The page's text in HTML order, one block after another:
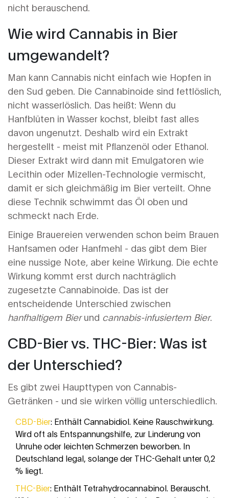
nicht berauschend.
Wie wird Cannabis in Bier
umgewandelt?
Man kann Cannabis nicht einfach wie Hopfen in
den Sud geben. Die Cannabinoide sind fettlöslich,
nicht wasserlöslich. Das heißt: Wenn du
Hanfblüten in Wasser kochst, bleibt fast alles
davon ungenutzt. Deshalb wird ein Extrakt
hergestellt - meist mit Pflanzenöl oder Ethanol.
Dieser Extrakt wird dann mit Emulgatoren wie
Lecithin oder Mizellen-Technologie vermischt,
damit er sich gleichmäßig im Bier verteilt. Ohne
diese Technik schwimmt das Öl oben und
schmeckt nach Erde.
Einige Brauereien verwenden schon beim Brauen
Hanfsamen oder Hanfmehl - das gibt dem Bier
eine nussige Note, aber keine Wirkung. Die echte
Wirkung kommt erst durch nachträglich
zugesetzte Cannabinoide. Das ist der
entscheidende Unterschied zwischen
hanfhaltigem Bierund cannabis-infusiertem Bier.
CBD-Bier vs. THC-Bier: Was ist
der Unterschied?
Es gibt zwei Haupttypen von Cannabis-
Getränken - und sie wirken völlig unterschiedlich.
CBD-Bier: Enthält Cannabidiol. Keine Rauschwirkung.
Wird oft als Entspannungshilfe, zur Linderung von
Unruhe oder leichten Schmerzen beworben. In
Deutschland legal, solange der THC-Gehalt unter 0,2
% liegt.
THC-Bier: Enthält Tetrahydrocannabinol. Berauscht.